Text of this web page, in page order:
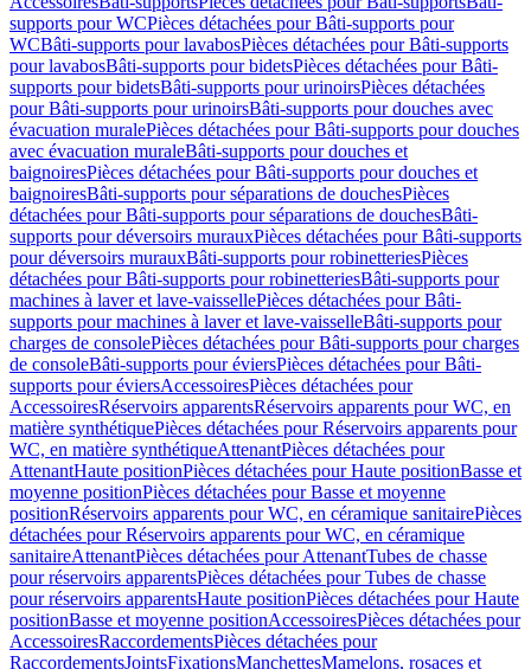
supports pour WCPièces détachées pour Bâti-supports pour
WCBâti-supports pour lavabosPièces détachées pour Bâti-supports
pour lavabosBâti-supports pour bidetsPièces détachées pour Bâti-
supports pour bidetsBâti-supports pour urinoirsPièces détachées
pour Bâti-supports pour urinoirsBâti-supports pour douches avec
évacuation muralePièces détachées pour Bâti-supports pour douches
avec évacuation muraleBâti-supports pour douches et
baignoiresPièces détachées pour Bâti-supports pour douches et
baignoiresBâti-supports pour séparations de douchesPièces
détachées pour Bâti-supports pour séparations de douchesBâti-
supports pour déversoirs murauxPièces détachées pour Bâti-supports
pour déversoirs murauxBâti-supports pour robinetteriesPièces
détachées pour Bâti-supports pour robinetteriesBâti-supports pour
machines à laver et lave-vaissellePièces détachées pour Bâti-
supports pour machines à laver et lave-vaisselleBâti-supports pour
charges de consolePièces détachées pour Bâti-supports pour charges
de consoleBâti-supports pour éviersPièces détachées pour Bâti-
supports pour éviersAccessoiresPièces détachées pour
AccessoiresRéservoirs apparentsRéservoirs apparents pour WC, en
matière synthétiquePièces détachées pour Réservoirs apparents pour
WC, en matière synthétiqueAttenantPièces détachées pour
AttenantHaute positionPièces détachées pour Haute positionBasse et
moyenne positionPièces détachées pour Basse et moyenne
positionRéservoirs apparents pour WC, en céramique sanitairePièces
détachées pour Réservoirs apparents pour WC, en céramique
sanitaireAttenantPièces détachées pour AttenantTubes de chasse
pour réservoirs apparentsPièces détachées pour Tubes de chasse
pour réservoirs apparentsHaute positionPièces détachées pour Haute
positionBasse et moyenne positionAccessoiresPièces détachées pour
AccessoiresRaccordementsPièces détachées pour
RaccordementsJointsFixationsManchettesMamelons, rosaces et